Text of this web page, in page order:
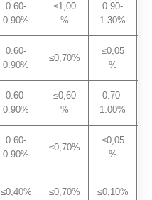
0.60-
0.90%
≤1,00
%
0.90-
1.30%
0.60-
0.90%
≤0,70%
≤0,05
%
0.60-
0.90%
≤0,60
%
0.70-
1.00%
0.60-
0.90%
≤0,70%
≤0,05
%
≤0,40% ≤0,70% ≤0,10%